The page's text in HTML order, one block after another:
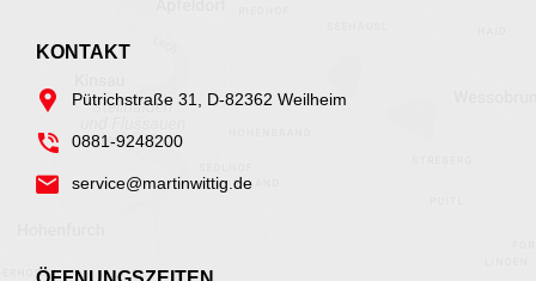
KONTAKT
Pütrichstraße 31, D-82362 Weilheim
0881-9248200
service@martinwittig.de